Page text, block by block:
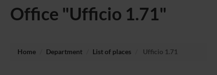
Office "Ufficio 1.71"
Home Department List of places Ufficio 1.71